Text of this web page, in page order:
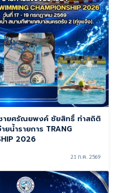
ายศรัณยพงค์ ชัยสิทธิ์ ทำสถิติ
น้ำรายการ TRANG
2026
21 ก.ค. 2569